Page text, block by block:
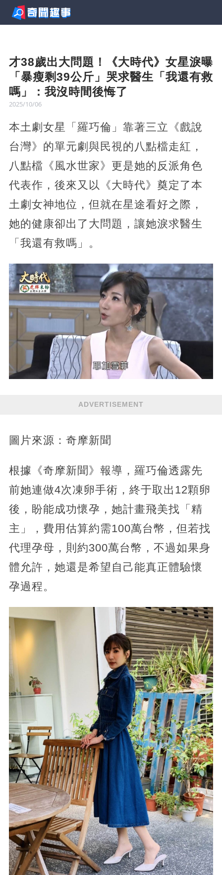
才38歲出大問題！《大時代》女星淚曝
「暴瘦剩39公斤」哭求醫生「我還有救
嗎」：我沒時間後悔了
2025/10/06
本土劇女星「羅巧倫」靠著三立《戲說
台灣》的單元劇與民視的八點檔走紅，
八點檔《風水世家》更是她的反派角色
代表作，後來又以《大時代》奠定了本
土劇女神地位，但就在星途看好之際，
她的健康卻出了大問題，讓她淚求醫生
「我還有救嗎」。
ADVERTISEMENT
圖片來源：奇摩新聞
根據《奇摩新聞》報導，羅巧倫透露先
前她連做4次凍卵手術，終于取出12顆卵
後，盼能成功懷孕，她計畫飛美找「精
主」，費用估算約需100萬台幣，但若找
代理孕母，則約300萬台幣，不過如果身
體允許，她還是希望自己能真正體驗懷
孕過程。